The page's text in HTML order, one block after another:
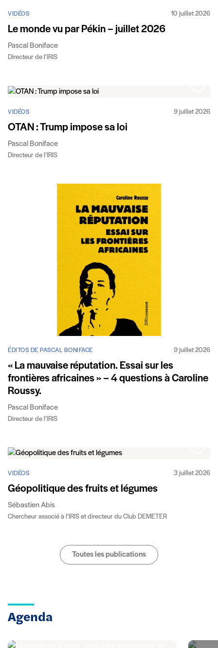
VIDÉOS 10 juillet 2026
Le monde vu par Pékin – juillet 2026
Pascal Boniface
Directeur de l’IRIS
VIDÉOS 9 juillet 2026
OTAN : Trump impose sa loi
Pascal Boniface
Directeur de l’IRIS
ÉDITOS DE PASCAL BONIFACE 9 juillet 2026
« La mauvaise réputation. Essai sur les
frontières africaines » – 4 questions à Caroline
Roussy.
Pascal Boniface
Directeur de l’IRIS
VIDÉOS 3 juillet 2026
Géopolitique des fruits et légumes
Sébastien Abis
Chercheur associé à l’IRIS et directeur du Club DEMETER
Toutes les publications
Agenda